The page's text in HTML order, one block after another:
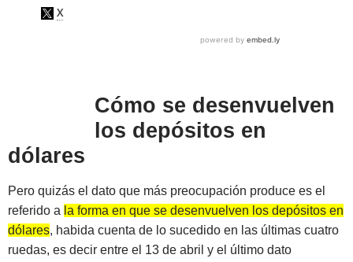
Cómo se desenvuelven
los depósitos en
dólares
Pero quizás el dato que más preocupación produce es el
referido a la forma en que se desenvuelven los depósitos en
dólares, habida cuenta de lo sucedido en las últimas cuatro
ruedas, es decir entre el 13 de abril y el último dato